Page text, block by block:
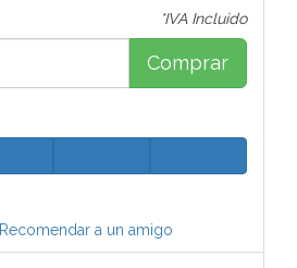
*IVA Incluido
Comprar
Recomendar a un amigo